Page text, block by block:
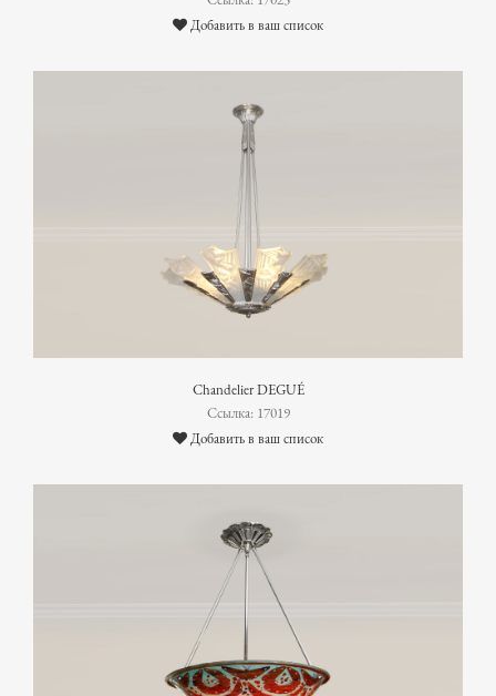
Добавить в ваш список
Chandelier DEGUÉ
Ссылка: 17019
Добавить в ваш список